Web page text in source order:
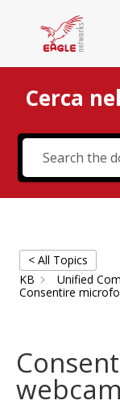
Cerca
< All Topics
KB
Unified
Consentire